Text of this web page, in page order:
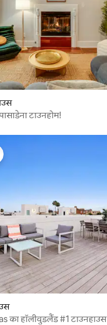
टाउनहोम!
का हॉलीवुडलैंड #1 टाउनहाउस